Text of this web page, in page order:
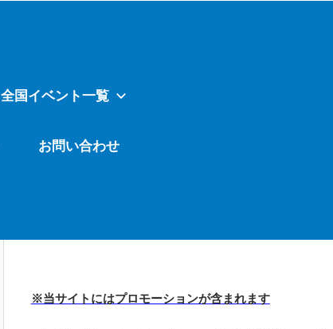
全国イベント一覧
お問い合わせ
※当サイトにはプロモーションが含まれます